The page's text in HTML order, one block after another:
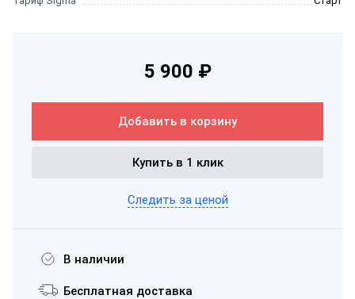
5 900 ₽
Добавить в корзину
Купить в 1 клик
Следить за ценой
В наличии
Бесплатная доставка